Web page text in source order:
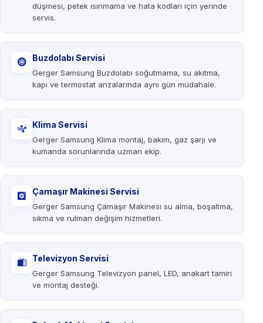
düşmesi, petek ısınmama ve hata kodları için yerinde
servis.
Buzdolabı Servisi
Gerger Samsung Buzdolabı soğutmama, su akıtma,
kapı ve termostat arızalarında aynı gün müdahale.
Klima Servisi
Gerger Samsung Klima montaj, bakım, gaz şarjı ve
kumanda sorunlarında uzman ekip.
Çamaşır Makinesi Servisi
Gerger Samsung Çamaşır Makinesi su alma, boşaltma,
sıkma ve rulman değişim hizmetleri.
Televizyon Servisi
Gerger Samsung Televizyon panel, LED, anakart tamiri
ve montaj desteği.